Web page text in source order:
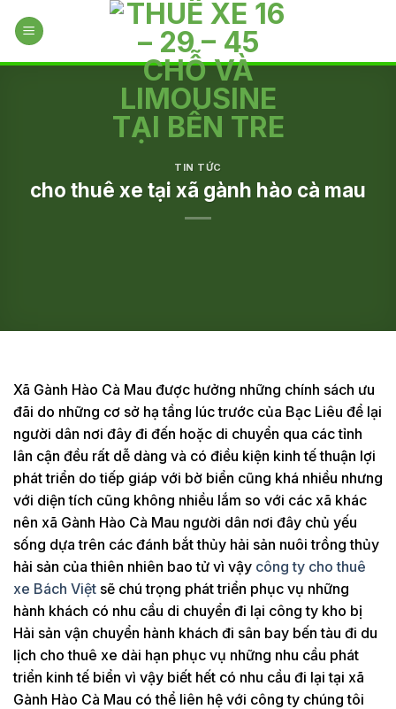
TIN TỨC
cho thuê xe tại xã gành hào cà mau
Xã Gành Hào Cà Mau được hưởng những chính sách ưu
đãi do những cơ sở hạ tầng lúc trước của Bạc Liêu để lại
người dân nơi đây đi đến hoặc di chuyển qua các tỉnh
lân cận đều rất dễ dàng và có điều kiện kinh tế thuận lợi
phát triển do tiếp giáp với bờ biển cũng khá nhiều nhưng
với diện tích cũng không nhiều lắm so với các xã khác
nên xã Gành Hào Cà Mau người dân nơi đây chủ yếu
sống dựa trên các đánh bắt thủy hải sản nuôi trồng thủy
hải sản của thiên nhiên bao tử vì vậy công ty cho thuê
xe Bách Việt sẽ chú trọng phát triển phục vụ những
hành khách có nhu cầu di chuyển đi lại công ty kho bị
Hải sản vận chuyển hành khách đi sân bay bến tàu đi du
lịch cho thuê xe dài hạn phục vụ những nhu cầu phát
triển kinh tế biển vì vậy biết hết có nhu cầu đi lại tại xã
Gành Hào Cà Mau có thể liên hệ với công ty chúng tôi